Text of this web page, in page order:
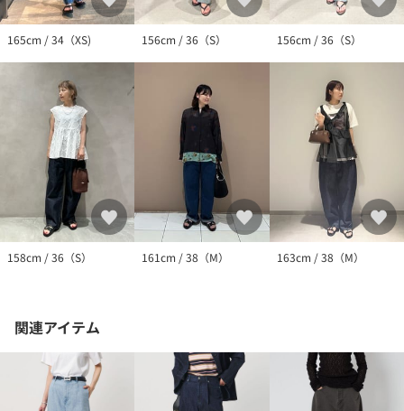
店舗へお問い合わせの際は、全国のUNITED ARROWS各店舗まで
下記の品名/品番をお申し付けください。
品名：AM DNM CURVE PT 品番：87142000000
165cm / 34（XS) 156cm / 36（S） 156cm / 36（S）
158cm / 36（S） 161cm / 38（M） 163cm / 38（M）
関連アイテム